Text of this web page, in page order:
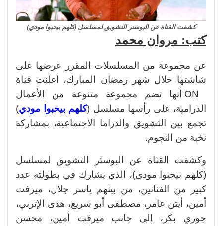
كشفت القناة عن البوستر التشويق لمسلسل (كلهم بيحبوا مودي)
كتب: مروان محمد
عن مجموعة من المسلسلات المقرر عرضها على
شاشتها خلال شهر رمضان المبارك، أعلنت قناة
ON أنها تضم مجموعة متنوعة من الأعمال
الدرامية، على رأسها مسلسل (كلهم بيحبوا مودي)
تجمع بين التشويق والدراما الاجتماعية، بمشاركة
نخبة من النجوم.
وكشفت القناة عن البوستر التشويق لمسلسل
(كلهم بيحبوا مودي)، الذي يشارك في بطولته عدد
كبير من الفنانين، من بينهم ياسر جلال، ميرفت
أمين، أيتن عامر، مصطفى أبو سريع، هدى الإتربي،
جوري بكر، إلى جانب ميرفت أمين، محسن